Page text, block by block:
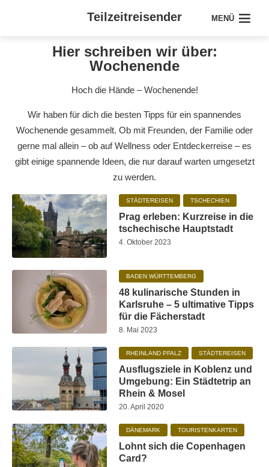
Teilzeitreisender MENÜ
Hier schreiben wir über:
Wochenende
Hoch die Hände – Wochenende!
Wir haben für dich die besten Tipps für ein spannendes
Wochenende gesammelt. Ob mit Freunden, der Familie oder
gerne mal allein – ob auf Wellness oder Entdeckerreise – es
gibt einige spannende Ideen, die nur darauf warten umgesetzt
zu werden.
STÄDTEREISEN TSCHECHIEN
Prag erleben: Kurzreise in die
tschechische Hauptstadt
4. Oktober 2023
BADEN WÜRTTEMBERG
48 kulinarische Stunden in
Karlsruhe – 5 ultimative Tipps
für die Fächerstadt
8. Mai 2023
RHEINLAND PFALZ STÄDTEREISEN
Ausflugsziele in Koblenz und
Umgebung: Ein Städtetrip an
Rhein & Mosel
20. April 2020
DÄNEMARK TOURISTENKARTEN
Lohnt sich die Copenhagen
Card?